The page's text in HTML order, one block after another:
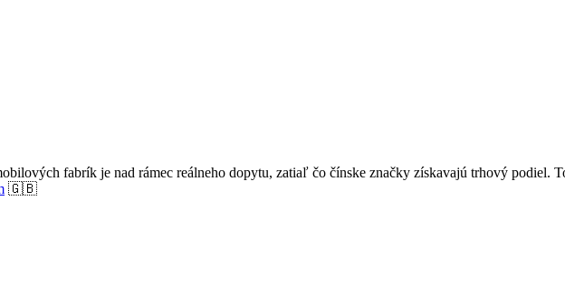
fabrík je nad rámec reálneho dopytu, zatiaľ čo čínske značky získavajú trhový podiel.
🇬🇧